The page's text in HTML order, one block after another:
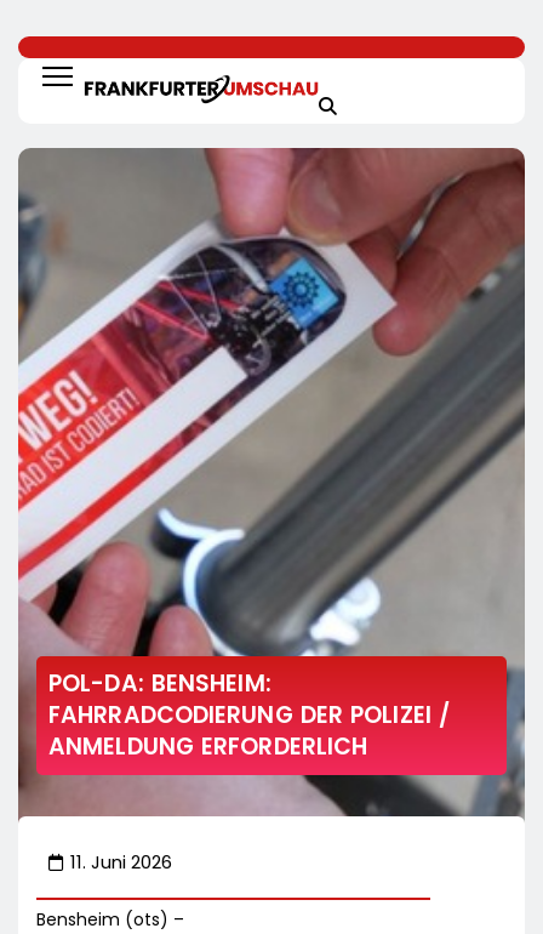
POL-DA: BENSHEIM:
FAHRRADCODIERUNG DER POLIZEI /
ANMELDUNG ERFORDERLICH
11. Juni 2026
Bensheim (ots) –